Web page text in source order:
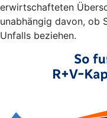
erwirtschafteten
unabhängig davon, ob
Unfalls beziehen.